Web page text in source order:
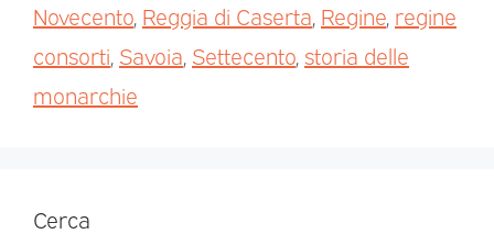
Novecento Reggia di Caserta Regine regine
consorti Savoia Settecento storia delle
monarchie
Cerca